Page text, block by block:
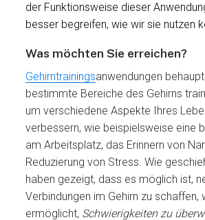
der Funktionsweise dieser
besser begreifen, wie wir sie nutzen
Was möchten Sie erreichen?
Gehirntrainingsanwendungen
bestimmte Bereiche des Gehirns
um verschiedene Aspekte Ihres
verbessern, wie beispielsweise eine
am Arbeitsplatz, das Erinnern von
Reduzierung von Stress. Wie
haben gezeigt, dass es möglich ist,
Verbindungen im Gehirn zu schaffen,
ermöglicht, Schwierigkeiten zu